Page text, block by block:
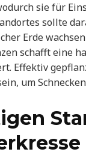
sie für
sollte
Erde
schafft eine
Effektiv
um